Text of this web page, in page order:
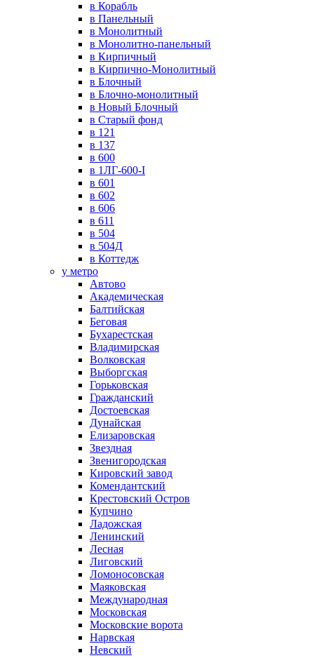
в Корабль
в Панельный
в Монолитный
в Монолитно-панельный
в Кирпичный
в Кирпично-Монолитный
в Блочный
в Блочно-монолитный
в Новый Блочный
в Старый фонд
в 121
в 137
в 600
в 1ЛГ-600-I
в 601
в 602
в 606
в 611
в 504
в 504Д
в Коттедж
у метро
Автово
Академическая
Балтийская
Беговая
Бухарестская
Владимирская
Волковская
Выборгская
Горьковская
Гражданский
Достоевская
Дунайская
Елизаровская
Звездная
Звенигородская
Кировский завод
Комендантский
Крестовский Остров
Купчино
Ладожская
Ленинский
Лесная
Лиговский
Ломоносовская
Маяковская
Международная
Московская
Московские ворота
Нарвская
Невский